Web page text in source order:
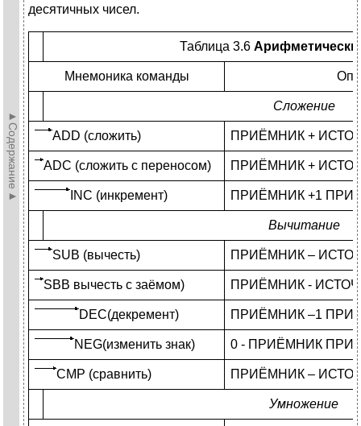
►Содержание►
десятичных чисел.
Таблица 3.6
Мнемоника команды
Сложение
ADD (сложить) ПРИЁМНИК +
ADC (сложить с переносом) ПРИЁМНИК +
INC (инкремент) ПРИЁМНИК +1
Вычитание
SUB (вычесть) ПРИЁМНИК –
SBB вычесть с заёмом) ПРИЁМНИК -
DEC(декремент) ПРИЁМНИК –1
NEG(изменить знак) 0 - ПРИЁМНИК
CMP (сравнить) ПРИЁМНИК –
Умножение